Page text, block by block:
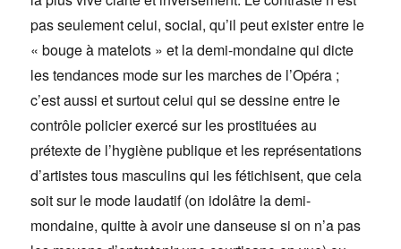
pas seulement celui, social, qu’il peut exister entre le
« bouge à matelots » et la demi-mondaine qui dicte
les tendances mode sur les marches de l’Opéra ;
c’est aussi et surtout celui qui se dessine entre le
contrôle policier exercé sur les prostituées au
prétexte de l’hygiène publique et les représentations
d’artistes tous masculins qui les fétichisent, que cela
soit sur le mode laudatif (on idolâtre la demi-
mondaine, quitte à avoir une danseuse si on n’a pas